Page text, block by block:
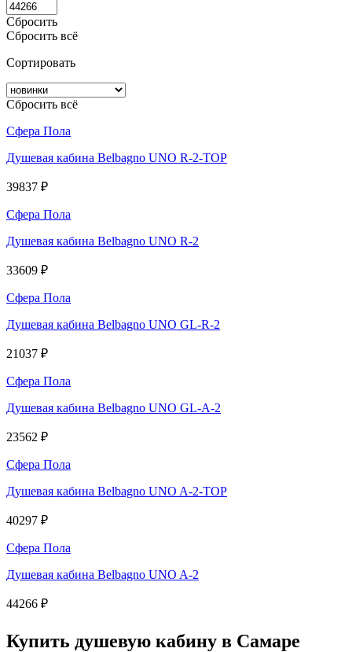
Сбросить
Сбросить всё
Сортировать
Сбросить всё
Сфера Пола
Душевая кабина Belbagno UNO R-2-TOP
39837 ₽
Сфера Пола
Душевая кабина Belbagno UNO R-2
33609 ₽
Сфера Пола
Душевая кабина Belbagno UNO GL-R-2
21037 ₽
Сфера Пола
Душевая кабина Belbagno UNO GL-A-2
23562 ₽
Сфера Пола
Душевая кабина Belbagno UNO A-2-TOP
40297 ₽
Сфера Пола
Душевая кабина Belbagno UNO A-2
44266 ₽
Купить душевую кабину в Самаре